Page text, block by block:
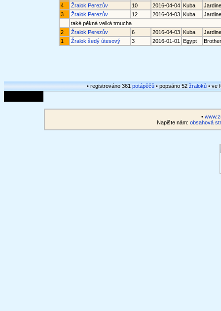
4
Žralok Perezův 10 2016-04-04 Kuba
3
Žralok Perezův 12 2016-04-03 Kuba
také pěkná velká trnucha
2
Žralok Perezův 6 2016-04-03 Kuba
1
Žralok šedý útesový 3 2016-01-01 Egypt
• registrováno 361potápěčů• popsáno 52žraloků• ve
•
Napište nám: obsahová